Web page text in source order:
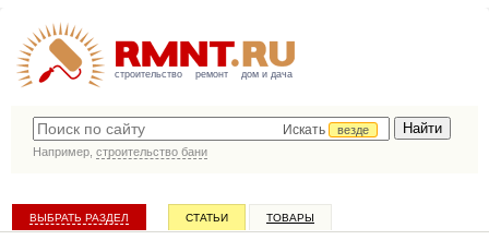
строительство ремонт дом и дача
Искать
везде
Например, строительство бани
ВЫБРАТЬ РАЗДЕЛ СТАТЬИ ТОВАРЫ